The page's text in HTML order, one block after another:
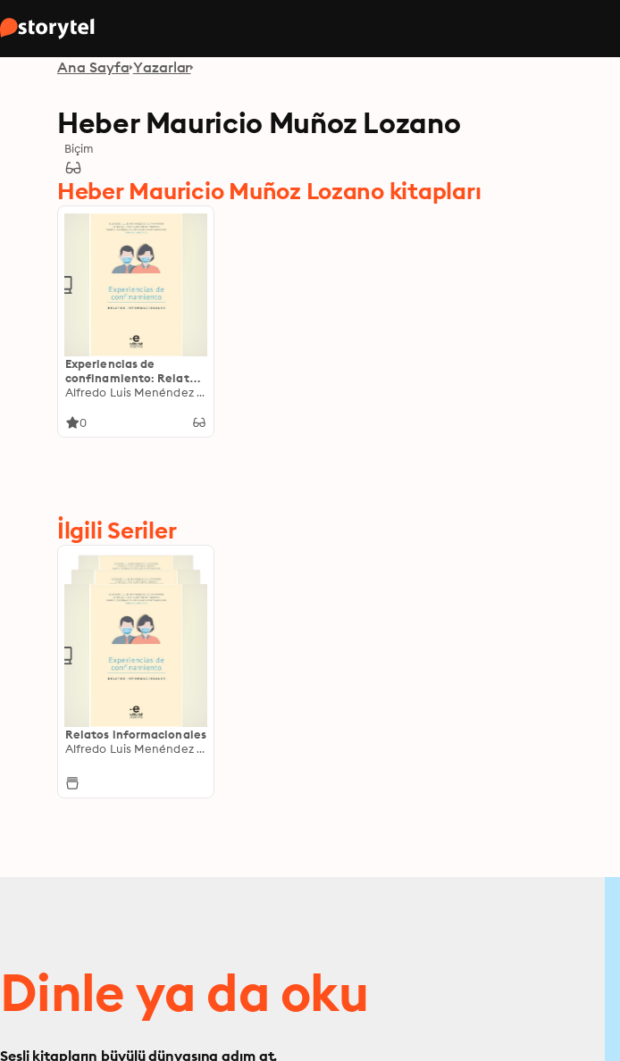
Ana Sayfa Yazarlar
Heber Mauricio Muñoz Lozano
Biçim
Heber Mauricio Muñoz Lozano kitapları
Experiencias de
confinamiento: Relatos
informacionales
Alfredo Luis Menéndez Echavarría
0
İlgili Seriler
Relatos informacionales
Alfredo Luis Menéndez Echavarría
Dinle ya da oku
Sesli kitapların büyülü dünyasına adım at.